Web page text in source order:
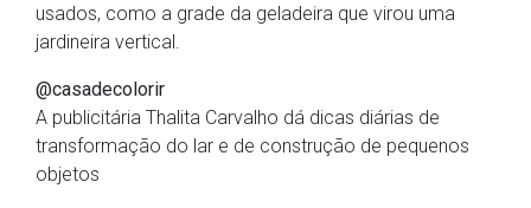
usados, como a grade da geladeira que virou uma
jardineira vertical.
@casadecolorir
A publicitária Thalita Carvalho dá dicas diárias de
transformação do lar e de construção de pequenos
objetos